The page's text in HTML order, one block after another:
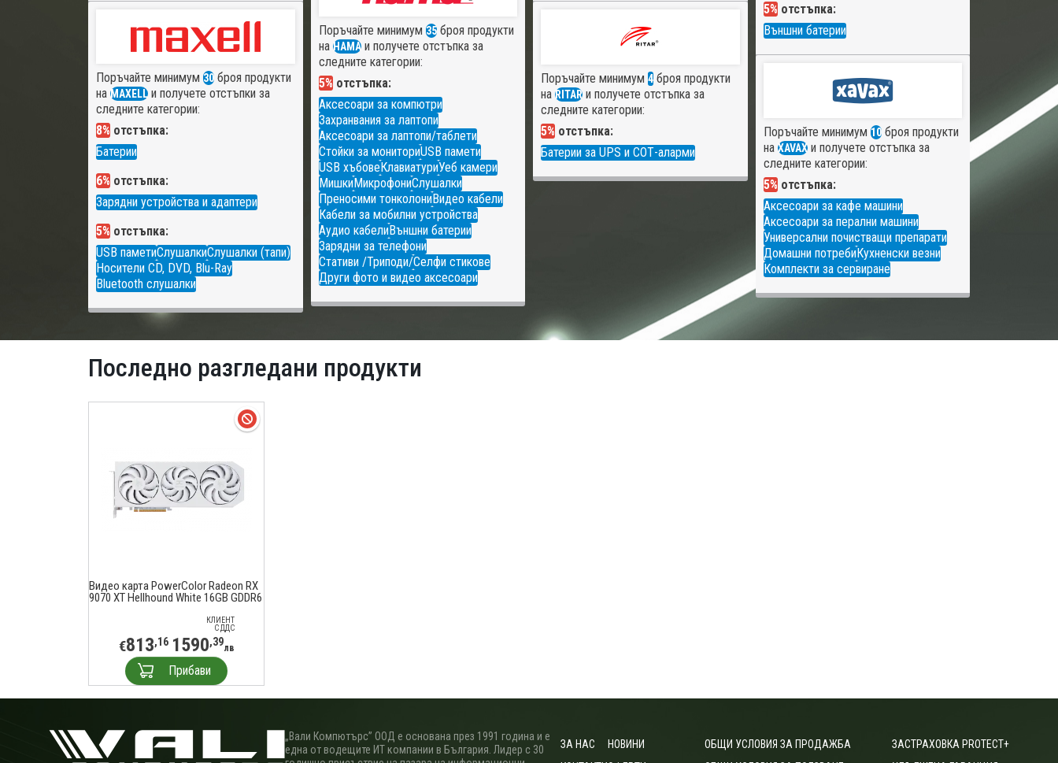
5% отстъпка:
Външни батерии
Поръчайте минимум 35броя продукти
на HAMAи получете отстъпка за
следните категории:
5% отстъпка:
Аксесоари за компютри
Захранвания за лаптопи
Аксесоари за лаптопи/таблети
Стойки за мониториUSB памети
USB хъбовеКлавиатуриУеб камери
МишкиМикрофониСлушалки
Преносими тонколониВидео кабели
Кабели за мобилни устройства
Аудио кабелиВъншни батерии
Зарядни за телефони
Стативи /Триподи/Селфи стикове
Други фото и видео аксесоари
Поръчайте минимум 30 броя продукти
на MAXELL и получете отстъпки за
следните категории:
8% отстъпка:
Батерии
6% отстъпка:
Зарядни устройства и адаптери
5% отстъпка:
USB паметиСлушалкиСлушалки (тапи)
Носители CD, DVD, Blu-Ray
Bluetooth слушалки
Поръчайте минимум 4 броя продукти
на RITAR и получете отстъпка за
следните категории:
5% отстъпка:
Батерии за UPS и СОТ-аларми
Поръчайте минимум 10броя продукти
на XAVAXи получете отстъпка за
следните категории:
5% отстъпка:
Аксесоари за кафе машини
Аксесоари за перални машини
Универсални почистващи препарати
Домашни потребиКухненски везни
Комплекти за сервиране
Последно разгледани продукти
Видео карта PowerColor Radeon RX
9070 XT Hellhound White 16GB GDDR6
КЛИЕНТ
С ДДС
€813,16 1590,39лв
Прибави
„Вали Компютърс” ООД е основана през 1991 година и е
една от водещите ИТ компании в България. Лидер с 30
ЗА НАС
НОВИНИ
ОБЩИ УСЛОВИЯ ЗА ПРОДАЖБА
ЗАСТРАХОВКА PROTECT+